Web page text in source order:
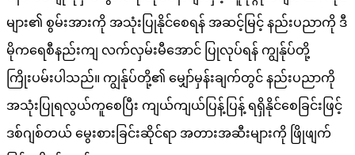
များ၏ စွမ်းအားကို အသုံးပြုနိုင်စေရန် အဆင့်မြင့် နည်းပညာကို ဒီ
မိုကရေစီနည်းကျ လက်လှမ်းမီအောင် ပြုလုပ်ရန် ကျွန်ုပ်တို့
ကြိုးပမ်းပါသည်။ ကျွန်ုပ်တို့၏ မျှော်မှန်းချက်တွင် နည်းပညာကို
အသုံးပြုရလွယ်ကူစေပြီး ကျယ်ကျယ်ပြန့်ပြန့် ရရှိနိုင်စေခြင်းဖြင့်
ဒစ်ဂျစ်တယ် မွေးစားခြင်းဆိုင်ရာ အတားအဆီးများကို ဖြိုဖျက်